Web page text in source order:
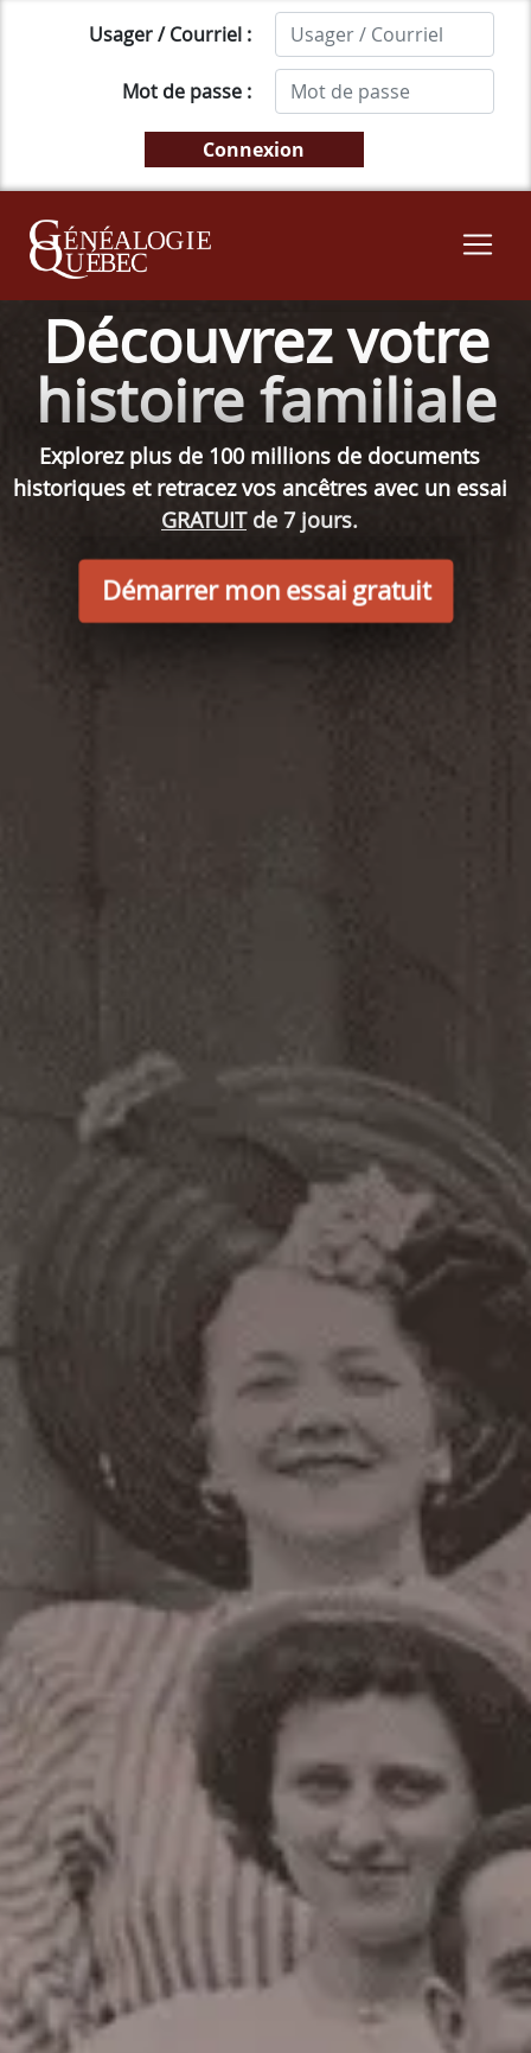
Usager / Courriel :
Mot de passe :
Découvrez votre
histoire familiale
Explorez plus de 100 millions de documents
historiques et retracez vos ancêtres avec un essai
GRATUITde 7 jours.
Démarrer mon essai gratuit